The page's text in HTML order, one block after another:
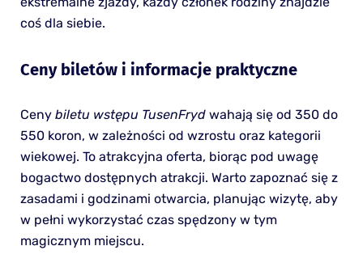
coś dla siebie.
Ceny biletów i informacje praktyczne
Ceny biletu wstępu TusenFrydwahają się od 350 do
550 koron, w zależności od wzrostu oraz kategorii
wiekowej. To atrakcyjna oferta, biorąc pod uwagę
bogactwo dostępnych atrakcji. Warto zapoznać się z
zasadami i godzinami otwarcia, planując wizytę, aby
w pełni wykorzystać czas spędzony w tym
magicznym miejscu.